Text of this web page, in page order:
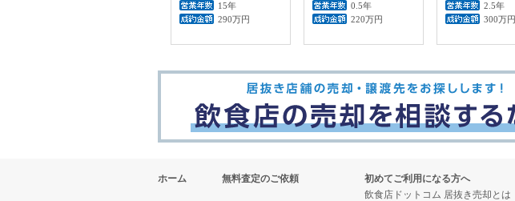
15年
290万円
0.5年
220万円
2.5年
300万円
ホーム 無料査定のご依頼
初めてご利用になる方へ
飲食店ドットコム 居抜き売却とは